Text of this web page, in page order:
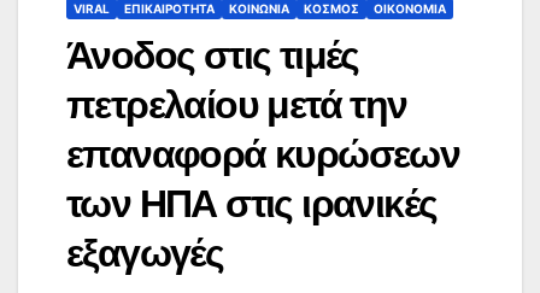
VIRAL ΕΠΙΚΑΙΡΟΤΗΤΑ ΚΟΙΝΩΝΙΑ ΚΟΣΜΟΣ ΟΙΚΟΝΟΜΙΑ
Άνοδος στις τιμές
πετρελαίου μετά την
επαναφορά κυρώσεων
των ΗΠΑ στις ιρανικές
εξαγωγές